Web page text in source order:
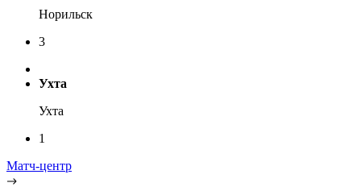
Норильск
3
Ухта
Ухта
1
Матч-центр